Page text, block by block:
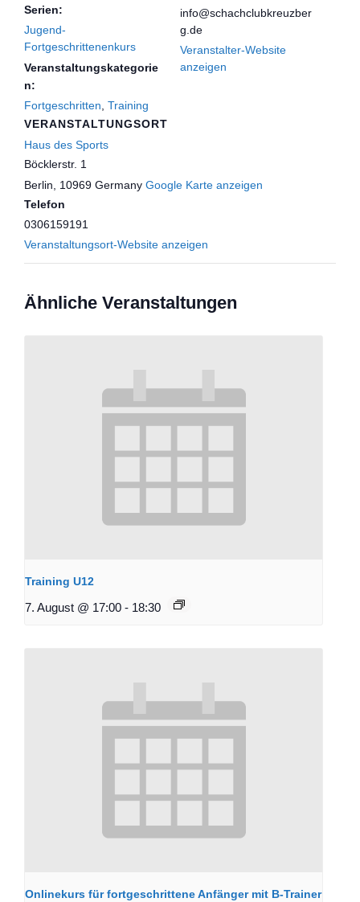
Serien:
Jugend-
Fortgeschrittenenkurs
Veranstaltungskategorie
n:
Fortgeschritten Training
VERANSTALTUNGSORT
Haus des Sports
Böcklerstr. 1
Berlin
10969 Germany Google Karte anzeigen
Telefon
0306159191
Veranstaltungsort-Website anzeigen
info@schachclubkreuzber
g.de
Veranstalter-Website
anzeigen
Ähnliche Veranstaltungen
Training U12
7. August @ 17:00 - 18:30
Onlinekurs für fortgeschrittene Anfänger mit B-Trainer